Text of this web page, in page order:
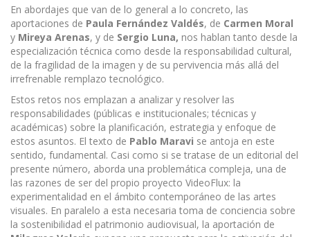
En abordajes que van de lo general a lo concreto, las
aportaciones de Paula Fernández Valdés, de Carmen Moral
y Mireya Arenas, y de Sergio Luna, nos hablan tanto desde la
especialización técnica como desde la responsabilidad cultural,
de la fragilidad de la imagen y de su pervivencia más allá del
irrefrenable remplazo tecnológico.
Estos retos nos emplazan a analizar y resolver las
responsabilidades (públicas e institucionales; técnicas y
académicas) sobre la planificación, estrategia y enfoque de
estos asuntos. El texto de Pablo Maravi se antoja en este
sentido, fundamental. Casi como si se tratase de un editorial del
presente número, aborda una problemática compleja, una de
las razones de ser del propio proyecto VideoFlux: la
experimentalidad en el ámbito contemporáneo de las artes
visuales. En paralelo a esta necesaria toma de conciencia sobre
la sostenibilidad el patrimonio audiovisual, la aportación de